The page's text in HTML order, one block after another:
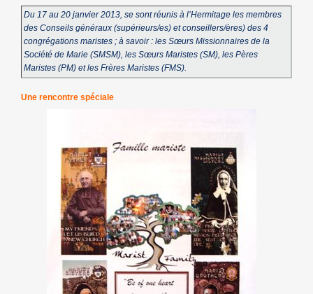
Du 17 au 20 janvier 2013, se sont réunis à l’Hermitage les membres
des Conseils généraux (supérieurs/es) et conseillers/ères) des 4
congrégations maristes ; à savoir : les Sœurs Missionnaires de la
Société de Marie (SMSM), les Sœurs Maristes (SM), les Pères
Maristes (PM) et les Frères Maristes (FMS).
Une rencontre spéciale